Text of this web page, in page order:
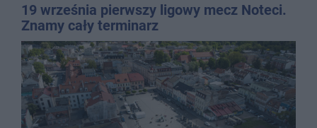
19 września pierwszy ligowy mecz Noteci.
Znamy cały terminarz